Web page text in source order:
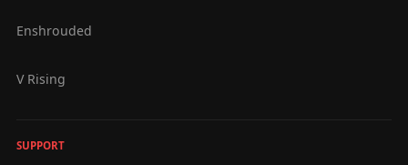
Enshrouded
V Rising
SUPPORT